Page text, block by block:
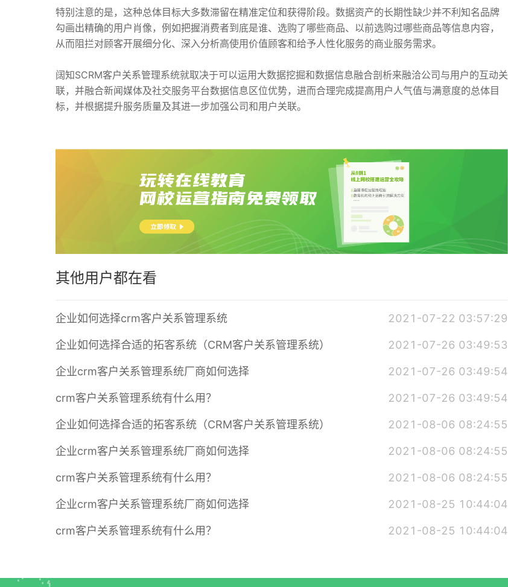
特别注意的是，这种总体目标大多数滞留在精准定位和获得阶段。数据资产的长期性缺少并不利知名品牌
勾画出精确的用户肖像，例如把握消费者到底是谁、选购了哪些商品、以前选购过哪些商品等信息内容，
从而阻拦对顾客开展细分化、深入分析高使用价值顾客和给予人性化服务的商业服务需求。
阔知SCRM客户关系管理系统就取决于可以运用大数据挖掘和数据信息融合剖析来融洽公司与用户的互动关
联，并融合新闻媒体及社交服务平台数据信息区位优势，进而合理完成提高用户人气值与满意度的总体目
标，并根据提升服务质量及其进一步加强公司和用户关联。
其他用户都在看
企业如何选择crm客户关系管理系统 2021-07-22 03:57:29
企业如何选择合适的拓客系统（CRM客户关系管理系统） 2021-07-26 03:49:53
企业crm客户关系管理系统厂商如何选择 2021-07-26 03:49:54
crm客户关系管理系统有什么用？ 2021-07-26 03:49:54
企业如何选择合适的拓客系统（CRM客户关系管理系统） 2021-08-06 08:24:55
企业crm客户关系管理系统厂商如何选择 2021-08-06 08:24:55
crm客户关系管理系统有什么用？ 2021-08-06 08:24:55
企业crm客户关系管理系统厂商如何选择 2021-08-25 10:44:04
crm客户关系管理系统有什么用？ 2021-08-25 10:44:04